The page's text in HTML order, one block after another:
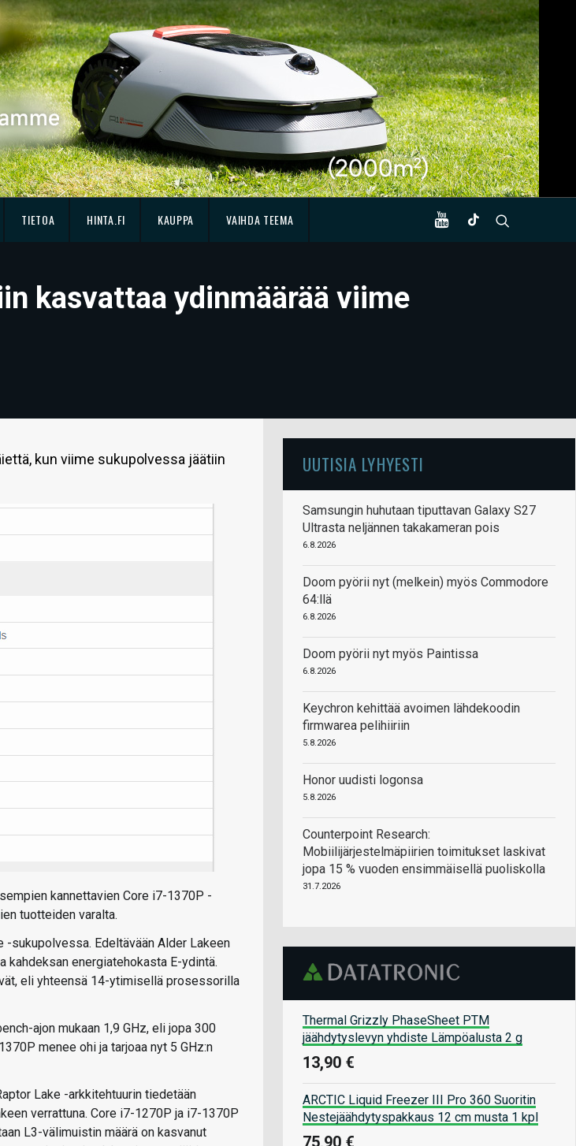
TIETOA HINTA.FI KAUPPA VAIHDA TEEMA
kasvattaa ydinmäärää viime
kun viime sukupolvessa jäätiin
kannettavien Core i7-1370P -
tuotteiden varalta.
sukupolvessa. Edeltävään Alder Lakeen
kahdeksan energiatehokasta E-ydintä.
eli yhteensä 14-ytimisellä prosessorilla
ajon mukaan 1,9 GHz, eli jopa 300
menee ohi ja tarjoaa nyt 5 GHz:n
Lake -arkkitehtuurin tiedetään
verrattuna. Core i7-1270P ja i7-1370P
L3-välimuistin määrä on kasvanut
UUTISIA LYHYESTI
Samsungin huhutaan tiputtavan Galaxy S27
Ultrasta neljännen takakameran pois
6.8.2026
Doom pyörii nyt (melkein) myös Commodore
64:llä
6.8.2026
Doom pyörii nyt myös Paintissa
6.8.2026
Keychron kehittää avoimen lähdekoodin
firmwarea pelihiiriin
5.8.2026
Honor uudisti logonsa
5.8.2026
Counterpoint Research:
Mobiilijärjestelmäpiirien toimitukset laskivat
jopa 15 % vuoden ensimmäisellä puoliskolla
31.7.2026
Thermal Grizzly PhaseSheet PTM
jäähdytyslevyn yhdiste Lämpöalusta 2 g
13,90 €
ARCTIC Liquid Freezer III Pro 360 Suoritin
Nestejäähdytyspakkaus 12 cm musta 1 kpl
75,90 €